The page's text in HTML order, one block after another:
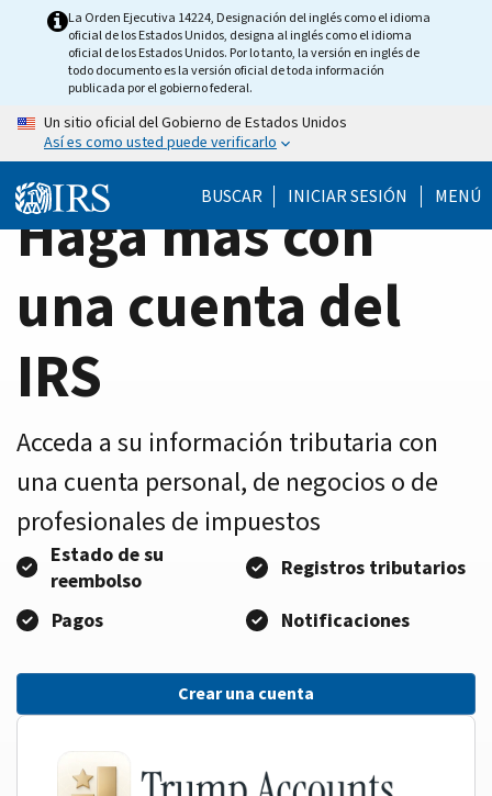
HomeLa Orden Ejecutiva 14224, Designación del inglés como el idioma
oficial de los Estados Unidos, designa al inglés como el idioma
oficial de los Estados Unidos. Por lo tanto, la versión en inglés de
todo documento es la versión oficial de toda información
publicada por el gobierno federal.
Un sitio oficial del Gobierno de Estados Unidos
Así es como usted puede verificarlo
BUSCAR INICIAR SESIÓN MENÚ
Haga más con
una cuenta del
IRS
Acceda a su información tributaria con
una cuenta personal, de negocios o de
profesionales de impuestos
Estado de su
reembolso
Registros tributarios
Pagos
Notificaciones
Crear una cuenta